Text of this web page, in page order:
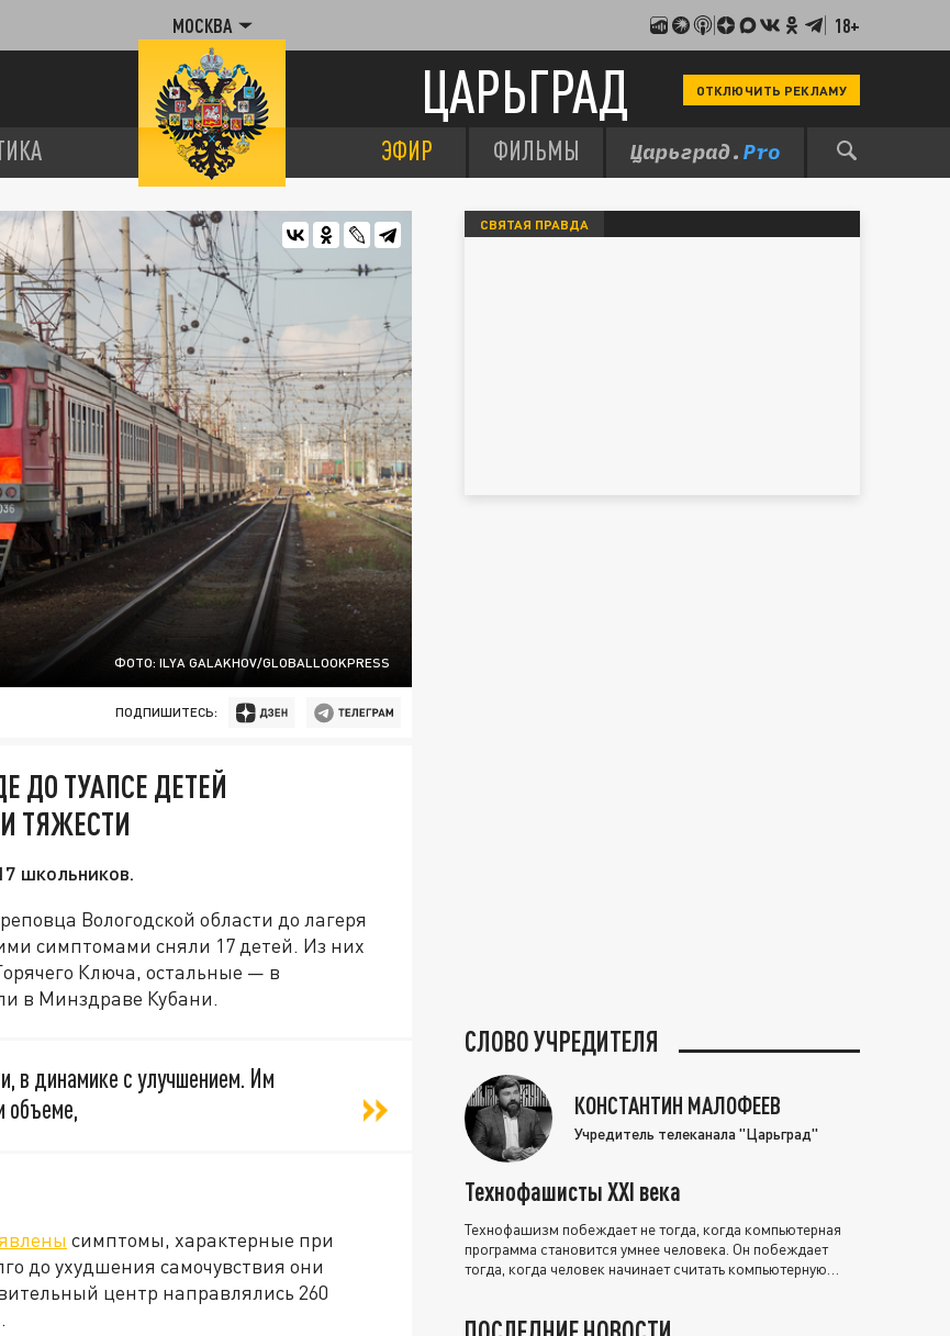
МОСКВА 18+
ЦАРЬГРАД ОТКЛЮЧИТЬ РЕКЛАМУ
ЭФИР ФИЛЬМЫ
ФОТО: ILYA GALAKHOV/GLOBALLOOKPRESS
ПОДПИШИТЕСЬ:
ДО ТУАПСЕ ДЕТЕЙ
ТЯЖЕСТИ
школьников.
Вологодской области до лагеря
симптомами сняли 17 детей. Из них
Ключа, остальные — в
в Минздраве Кубани.
в динамике с улучшением. Им
объеме,
симптомы, характерные при
до ухудшения самочувствия они
центр направлялись 260
СВЯТАЯ ПРАВДА
СЛОВО УЧРЕДИТЕЛЯ
КОНСТАНТИН МАЛОФЕЕВ
Учредитель телеканала "Царьград"
Технофашисты XXI века
Технофашизм побеждает не тогда, когда компьютерная
программа становится умнее человека. Он побеждает
тогда, когда человек начинает считать компьютерную